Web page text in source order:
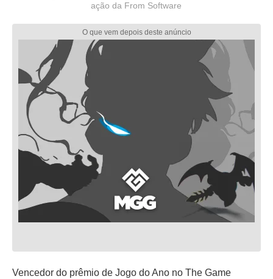
ação da From Software
Vencedor do prêmio de Jogo do Ano no The Game